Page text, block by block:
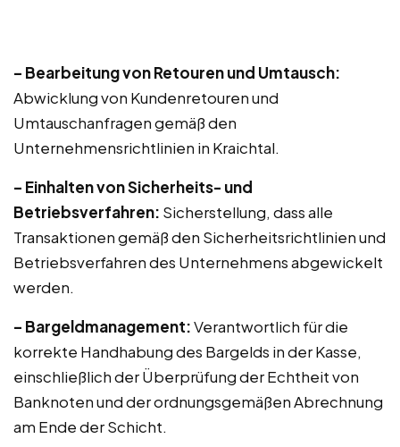
– Bearbeitung von Retouren und Umtausch:
Abwicklung von Kundenretouren und
Umtauschanfragen gemäß den
Unternehmensrichtlinien in Kraichtal.
– Einhalten von Sicherheits- und
Betriebsverfahren: Sicherstellung, dass alle
Transaktionen gemäß den Sicherheitsrichtlinien und
Betriebsverfahren des Unternehmens abgewickelt
werden.
– Bargeldmanagement:Verantwortlich für die
korrekte Handhabung des Bargelds in der Kasse,
einschließlich der Überprüfung der Echtheit von
Banknoten und der ordnungsgemäßen Abrechnung
am Ende der Schicht.